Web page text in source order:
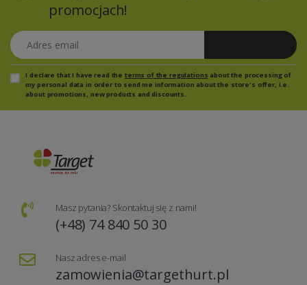
promocjach!
Adres email
I declare that I have read the terms of the regulations about the processing of
my personal data in order to send me information about the store's offer, i.e.
about promotions, new products and discounts.
Masz pytania? Skontaktuj się z nami!
(+48) 74 840 50 30
Nasz adres e-mail
zamowienia@targethurt.pl